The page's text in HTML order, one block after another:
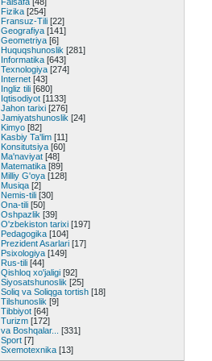
Fizika [254]
Fransuz-Tili [22]
Geografiya [141]
Geometriya [6]
Huquqshunoslik [281]
Informatika [643]
Texnologiya [274]
Internet [43]
Ingliz tili [680]
Iqtisodiyot [1133]
Jahon tarixi [276]
Jamiyatshunoslik [24]
Kimyo [82]
Kasbiy Ta'lim [11]
Konsitutsiya [60]
Ma'naviyat [48]
Matematika [89]
Milliy G'oya [128]
Musiqa [2]
Nemis-tili [30]
Ona-tili [50]
Oshpazlik [39]
O'zbekiston tarixi [197]
Pedagogika [104]
Prezident Asarlari [17]
Psixologiya [149]
Rus-tili [44]
Qishloq xo'jaligi [92]
Siyosatshunoslik [25]
Soliq va Soliqga tortish [18]
Tilshunoslik [9]
Tibbiyot [64]
Turizm [172]
va Boshqalar...
[331]
Sport [7]
Sxemotexnika [13]